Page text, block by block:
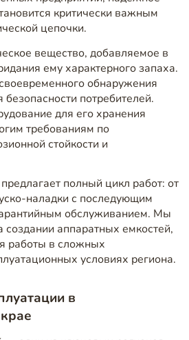
критически важным
цепочки.
вещество, добавляемое в
ему характерного запаха.
обнаружения
безопасности потребителей.
для его хранения
требованиям по
стойкости и
полный цикл работ: от
наладки с последующим
обслуживанием. Мы
создании аппаратных емкостей,
работы в сложных
условиях региона.
в